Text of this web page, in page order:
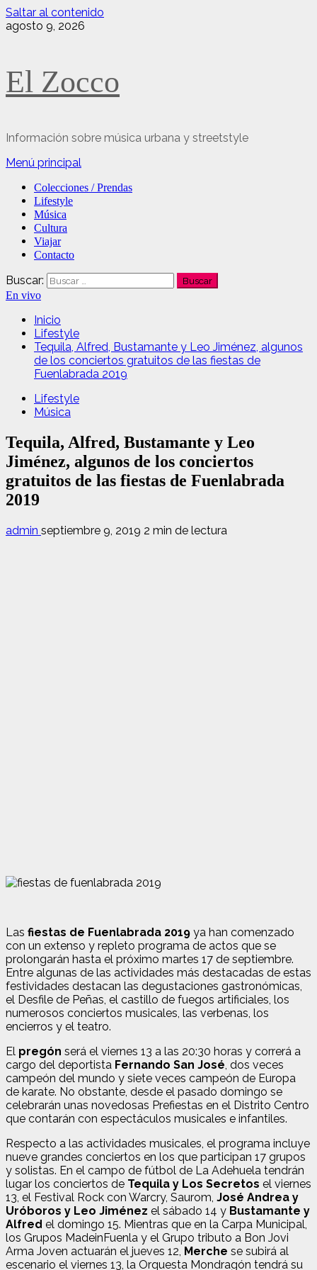
Saltar al contenido
agosto 9, 2026
El Zocco
Información sobre música urbana y streetstyle
Menú principal
Colecciones / Prendas
Lifestyle
Música
Cultura
Viajar
Contacto
Buscar:
En vivo
Inicio
Lifestyle
Tequila, Alfred, Bustamante y Leo Jiménez, algunos
de los conciertos gratuitos de las fiestas de
Fuenlabrada 2019
Lifestyle
Música
Tequila, Alfred, Bustamante y Leo
Jiménez, algunos de los conciertos
gratuitos de las fiestas de Fuenlabrada
2019
admin septiembre 9, 2019 2 min de lectura
Las fiestas de Fuenlabrada 2019 ya han comenzado
con un extenso y repleto programa de actos que se
prolongarán hasta el próximo martes 17 de septiembre.
Entre algunas de las actividades más destacadas de estas
festividades destacan las degustaciones gastronómicas,
el Desfile de Peñas, el castillo de fuegos artificiales, los
numerosos conciertos musicales, las verbenas, los
encierros y el teatro.
El pregón será el viernes 13 a las 20:30 horas y correrá a
cargo del deportista Fernando San José, dos veces
campeón del mundo y siete veces campeón de Europa
de karate. No obstante, desde el pasado domingo se
celebrarán unas novedosas Prefiestas en el Distrito Centro
que contarán con espectáculos musicales e infantiles.
Respecto a las actividades musicales, el programa incluye
nueve grandes conciertos en los que participan 17 grupos
y solistas. En el campo de fútbol de La Adehuela tendrán
lugar los conciertos de Tequila y Los Secretos el viernes
13, el Festival Rock con Warcry, Saurom, José Andrea y
Uróboros y Leo Jiménez el sábado 14 y Bustamante y
Alfred el domingo 15. Mientras que en la Carpa Municipal,
los Grupos MadeinFuenla y el Grupo tributo a Bon Jovi
Arma Joven actuarán el jueves 12, Merche se subirá al
escenario el viernes 13, la Orquesta Mondragón tendrá su